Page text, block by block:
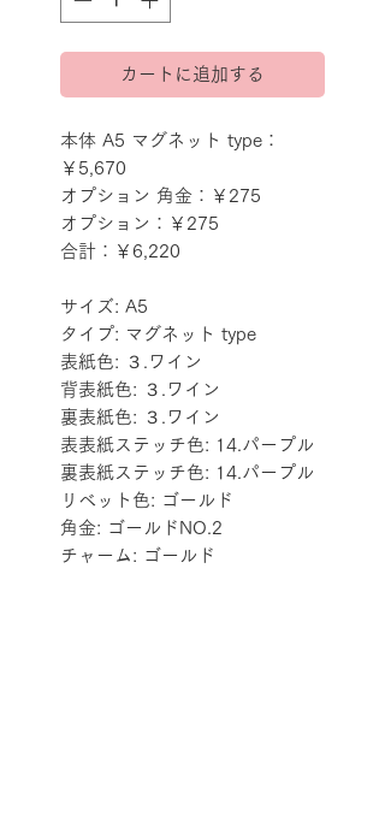
カートに追加する
本体 A5 マグネット type：
￥5,670
オプション 角金：￥275
オプション：￥275
合計：￥6,220
サイズ: A5
タイプ: マグネット type
表紙色: ３.ワイン
背表紙色: ３.ワイン
裏表紙色: ３.ワイン
表表紙ステッチ色: 14.パープル
裏表紙ステッチ色: 14.パープル
リベット色: ゴールド
角金: ゴールドNO.2
チャーム: ゴールド